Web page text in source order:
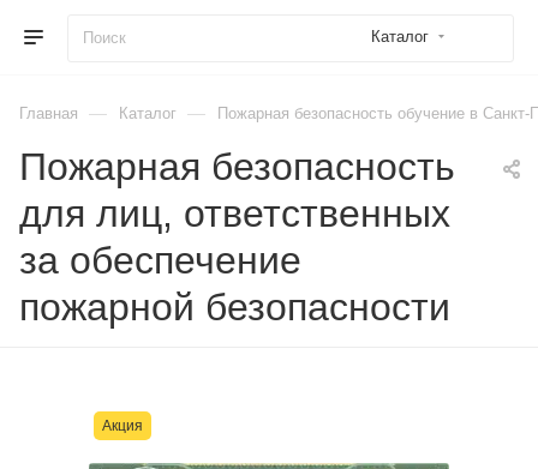
Каталог
Главная — Каталог — Пожарная безопасность обучение в Санкт-
Пожарная безопасность
для лиц, ответственных
за обеспечение
пожарной безопасности
Акция